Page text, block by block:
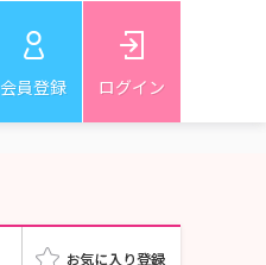
会員登録 ログイン